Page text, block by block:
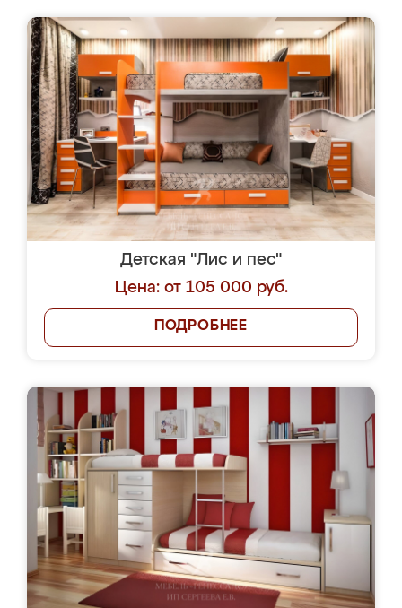
Детская "Лис и пес"
Цена: от 105 000 руб.
ПОДРОБНЕЕ